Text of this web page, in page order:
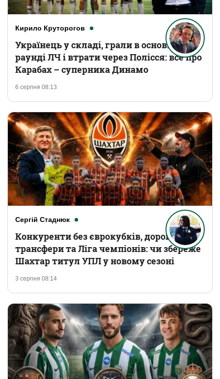
Кирило Круторогов
6 серпня 08:13
Українець у складі, грали в основному
раунді ЛЧ і втрати через Полісся: все про
Карабах – суперника Динамо
Сергій Стаднюк
3 серпня 08:14
Конкуренти без єврокубків, дорогі
трансфери та Ліга чемпіонів: чи збереже
Шахтар титул УПЛ у новому сезоні